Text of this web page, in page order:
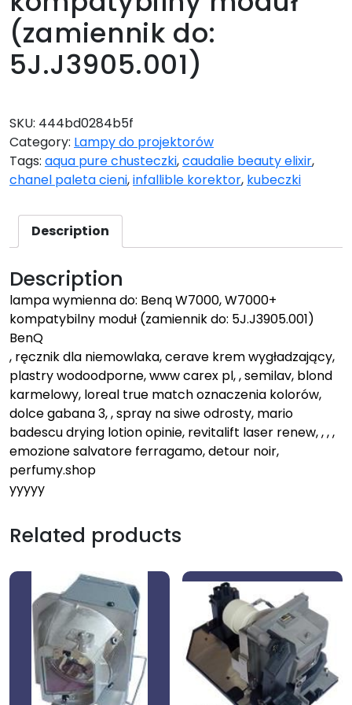
(zamiennik do:
5J.J3905.001)
SKU: 444bd0284b5f
Category: Lampy do projektorów
Tags: aqua pure chusteczki,caudalie beauty elixir,
chanel paleta cieni,infallible korektor, kubeczki
Description
Description
lampa wymienna do: Benq W7000, W7000+
kompatybilny moduł (zamiennik do: 5J.J3905.001)
BenQ
, ręcznik dla niemowlaka, cerave krem wygładzający,
plastry wodoodporne, www carex pl, , semilav, blond
karmelowy, loreal true match oznaczenia kolorów,
dolce gabana 3, , spray na siwe odrosty, mario
badescu drying lotion opinie, revitalift laser renew, , , ,
emozione salvatore ferragamo, detour noir,
perfumy.shop
yyyyy
Related products